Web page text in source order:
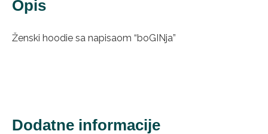
Opis
Ženski hoodie sa napisaom “boGINja”
Dodatne informacije